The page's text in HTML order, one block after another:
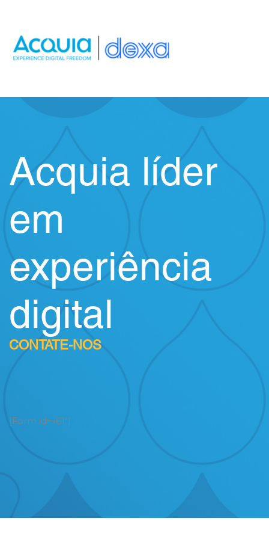
contenido
Acquia líder
em
experiência
digital
CONTATE-NOS
[Form id=»61″]